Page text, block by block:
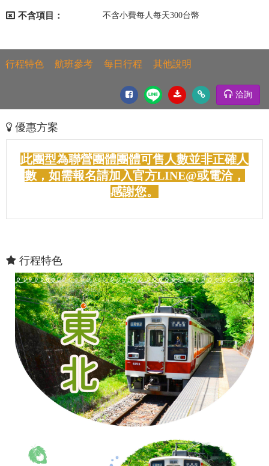
不含項目： 不含小費每人每天300台幣
行程特色 航班參考 每日行程 其他說明
洽詢
優惠方案
此團型為聯營團體團體可售人數並非正確人
數，如需報名請加入官方LINE@或電洽，
感謝您。
行程特色